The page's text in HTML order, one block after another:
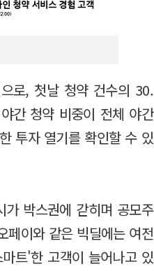
로, 첫날 청약 건수의 30.
간 청약 비중이 전체 야간
투자 열기를 확인할 수 있
박스권에 갇히며 공모주
이와 같은 빅딜에는 여전
트'한 고객이 늘어나고 있